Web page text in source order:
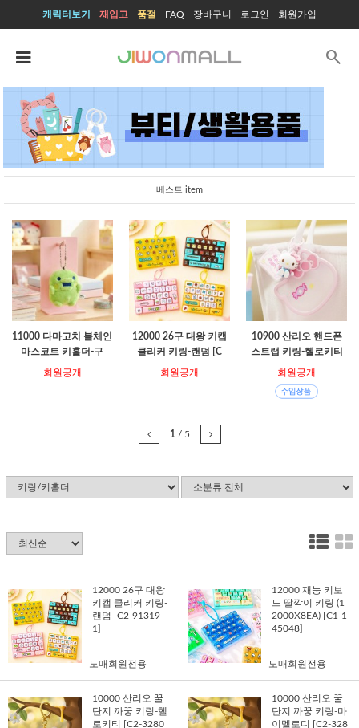
캐릭터보기 재입고 품절 FAQ 장바구니 로그인 회원가입
search
베스트 item
11000 다마고치 볼체인
마스코트 키홀더-구
회원공개
12000 26구 대왕 키캡
클리커 키링-랜덤 [C
회원공개
10900 산리오 핸드폰
스트랩 키링-헬로키티
회원공개
1 / 5
12000 26구 대왕
키캡 클리커 키링-
랜덤 [C2-91319
1]
도매회원전용
12000 재능 키보
드 딸깍이 키링 (1
2000X8EA) [C1-1
45048]
도매회원전용
10000 산리오 꿀
단지 까꿍 키링-헬
로키티 [C2-3280
10000 산리오 꿀
단지 까꿍 키링-마
이멜로디 [C2-328